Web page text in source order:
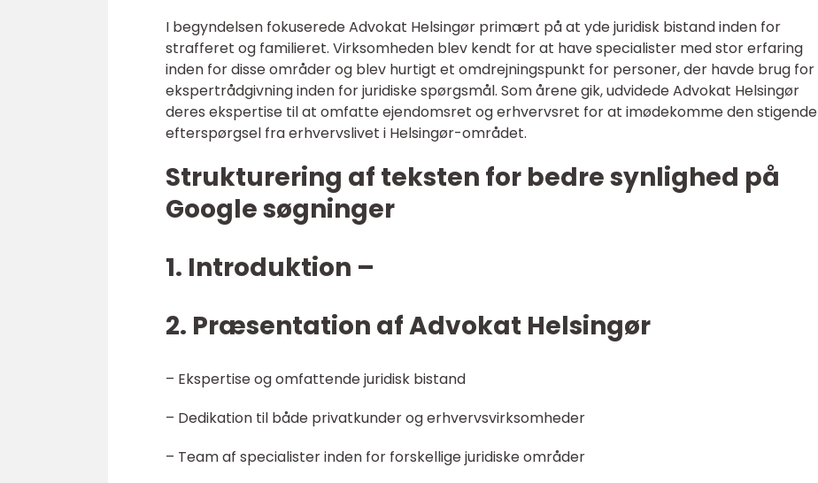
I begyndelsen fokuserede Advokat Helsingør primært på at yde juridisk bistand inden for
strafferet og familieret. Virksomheden blev kendt for at have specialister med stor erfaring
inden for disse områder og blev hurtigt et omdrejningspunkt for personer, der havde brug for
ekspertrådgivning inden for juridiske spørgsmål. Som årene gik, udvidede Advokat Helsingør
deres ekspertise til at omfatte ejendomsret og erhvervsret for at imødekomme den stigende
efterspørgsel fra erhvervslivet i Helsingør-området.
Strukturering af teksten for bedre synlighed på
Google søgninger
1. Introduktion –
2. Præsentation af Advokat Helsingør
– Ekspertise og omfattende juridisk bistand
– Dedikation til både privatkunder og erhvervsvirksomheder
– Team af specialister inden for forskellige juridiske områder